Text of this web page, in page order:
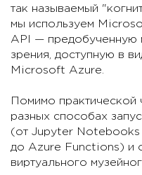
так называемый
мы используем
API — предобученную
зрения, доступную в
Microsoft Azure.
Помимо практической
разных способах
(от Jupyter
до Azure Functions) и
виртуального